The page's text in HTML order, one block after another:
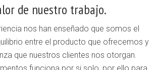
de nuestro trabajo.
nos han enseñado que somos el
entre el producto que ofrecemos y
que nuestros clientes nos otorgan.